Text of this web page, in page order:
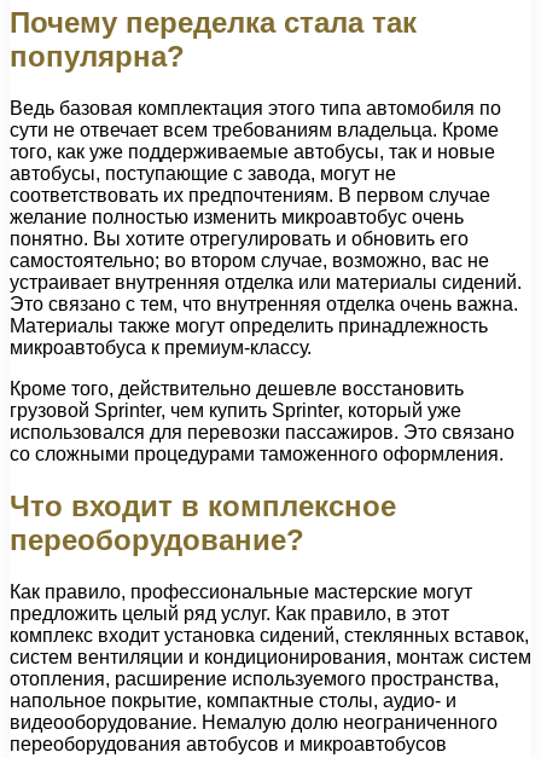
Почему переделка стала так
популярна?
Ведь базовая комплектация этого типа автомобиля по
сути не отвечает всем требованиям владельца. Кроме
того, как уже поддерживаемые автобусы, так и новые
автобусы, поступающие с завода, могут не
соответствовать их предпочтениям. В первом случае
желание полностью изменить микроавтобус очень
понятно. Вы хотите отрегулировать и обновить его
самостоятельно; во втором случае, возможно, вас не
устраивает внутренняя отделка или материалы сидений.
Это связано с тем, что внутренняя отделка очень важна.
Материалы также могут определить принадлежность
микроавтобуса к премиум-классу.
Кроме того, действительно дешевле восстановить
грузовой Sprinter, чем купить Sprinter, который уже
использовался для перевозки пассажиров. Это связано
со сложными процедурами таможенного оформления.
Что входит в комплексное
переоборудование?
Как правило, профессиональные мастерские могут
предложить целый ряд услуг. Как правило, в этот
комплекс входит установка сидений, стеклянных вставок,
систем вентиляции и кондиционирования, монтаж систем
отопления, расширение используемого пространства,
напольное покрытие, компактные столы, аудио- и
видеооборудование. Немалую долю неограниченного
переоборудования автобусов и микроавтобусов